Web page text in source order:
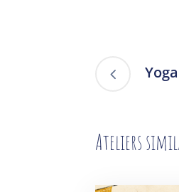
Ateliers